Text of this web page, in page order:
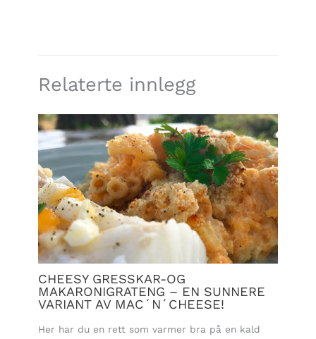
Relaterte innlegg
CHEESY GRESSKAR-OG
MAKARONIGRATENG – EN SUNNERE
VARIANT AV MAC´N´CHEESE!
Her har du en rett som varmer bra på en kald